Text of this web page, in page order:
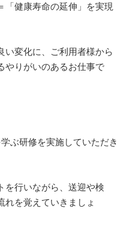
「健康寿命の延伸」を実現
い変化に、ご利用者様から
やりがいのあるお仕事で
ぶ研修を実施していただき
を行いながら、送迎や検
れを覚えていきましょ